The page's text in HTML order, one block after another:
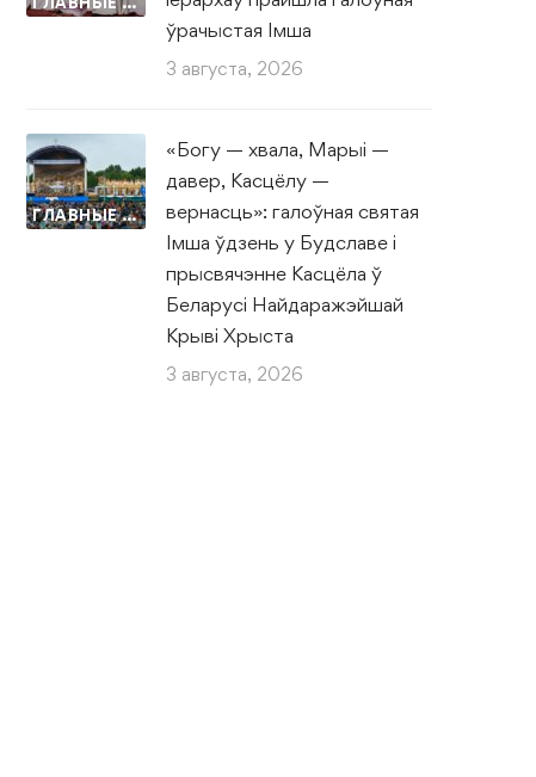
ўрачыстая Імша
3 августа, 2026
ГЛАВНЫЕ НОВОСТИ
«Богу — хвала, Марыі —
давер, Касцёлу —
вернасць»: галоўная святая
Імша ўдзень у Будславе і
прысвячэнне Касцёла ў
Беларусі Найдаражэйшай
Крыві Хрыста
3 августа, 2026